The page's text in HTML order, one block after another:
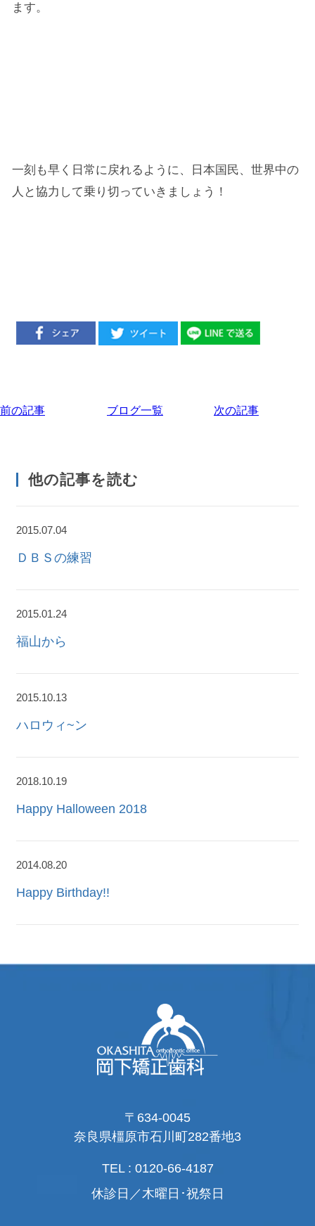
ます。
一刻も早く日常に戻れるように、日本国民、世界中の
人と協力して乗り切っていきましょう！
前の記事 ブログ一覧 次の記事
他の記事を読む
2015.07.04
ＤＢＳの練習
2015.01.24
福山から
2015.10.13
ハロウィ~ン
2018.10.19
Happy Halloween 2018
2014.08.20
Happy Birthday!!
〒634-0045
奈良県橿原市石川町282番地3
TEL : 0120-66-4187
休診日／木曜日･祝祭日